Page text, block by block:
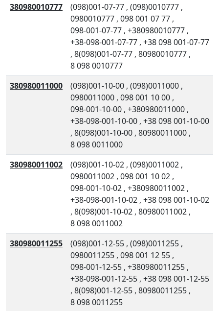
380980010777
(098)001-07-77 , (098)0010777 ,
0980010777 , 098 001 07 77 ,
098-001-07-77 , +380980010777 ,
+38-098-001-07-77 , +38 098 001-07-77
, 8(098)001-07-77 , 80980010777 ,
8 098 0010777
380980011000
(098)001-10-00 , (098)0011000 ,
0980011000 , 098 001 10 00 ,
098-001-10-00 , +380980011000 ,
+38-098-001-10-00 , +38 098 001-10-00
, 8(098)001-10-00 , 80980011000 ,
8 098 0011000
380980011002
(098)001-10-02 , (098)0011002 ,
0980011002 , 098 001 10 02 ,
098-001-10-02 , +380980011002 ,
+38-098-001-10-02 , +38 098 001-10-02
, 8(098)001-10-02 , 80980011002 ,
8 098 0011002
380980011255
(098)001-12-55 , (098)0011255 ,
0980011255 , 098 001 12 55 ,
098-001-12-55 , +380980011255 ,
+38-098-001-12-55 , +38 098 001-12-55
, 8(098)001-12-55 , 80980011255 ,
8 098 0011255